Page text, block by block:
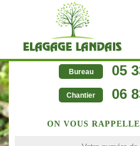
Bureau 05
Chantier 06
ON VOUS